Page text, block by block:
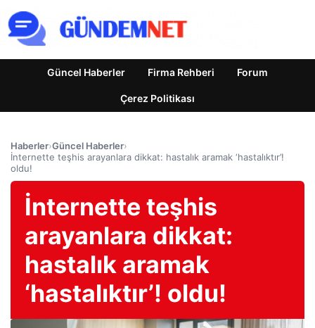
Güncel Haberler Firma Rehberi Forum
Çerez Politikası
Haberler›Güncel Haberler›
İnternette teşhis arayanlara dikkat: hastalık aramak ‘hastalıktır’!
oldu!
İnternette teşhis
arayanlara dikkat:
hastalık aramak
‘hastalıktır’! oldu!